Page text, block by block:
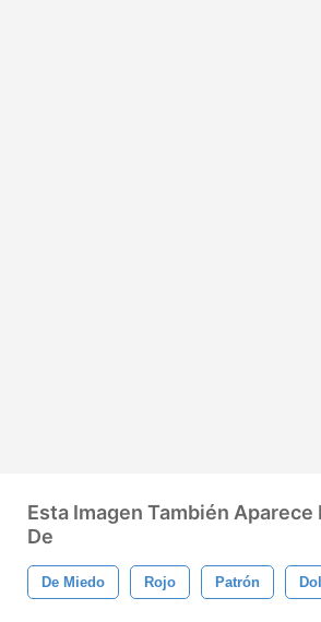
Esta Imagen También Aparece
De
De Miedo Rojo Patrón